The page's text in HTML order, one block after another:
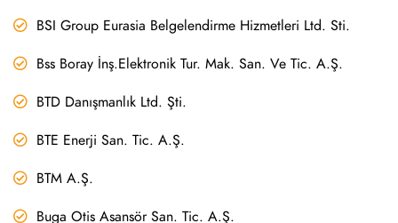
BSI Group Eurasia Belgelendirme Hizmetleri Ltd. Sti.
Bss Boray İnş.Elektronik Tur. Mak. San. Ve Tic. A.Ş.
BTD Danışmanlık Ltd. Şti.
BTE Enerji San. Tic. A.Ş.
BTM A.Ş.
Buga Otis Asansör San. Tic. A.Ş.